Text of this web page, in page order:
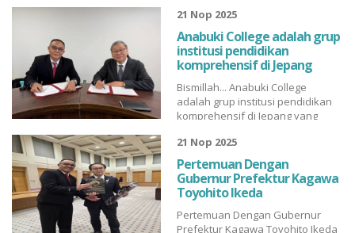
SmkMuhammadiyah Pagara...
Of Understanding (MOU) bersama
bpk Yasuyoshi Ohira merupakan
COO Senior Excexutive Director
dari Anabuki College Group yang
berkedudukan d...
21 Nop 2025
Anabuki College adalah grup
institusi pendidikan
komprehensif di Jepang
Bismillah... Anabuki College
adalah grup institusi pendidikan
komprehensif di Jepang yang
junior dan 14 sekolah kejuruan di
wilayah Chugoku dan Shikoku.
Bersama kita Wujudkan Program
Kerjasama untuk siswa/i dan
Alumni SMK Muhammadiyah
Pagar Alam dibidang : 1...
21 Nop 2025
Pertemuan Dengan
Gubernur Prefektur Kagawa
Toyohito Ikeda
Pertemuan Dengan Gubernur
Prefektur Kagawa Toyohito Ikeda